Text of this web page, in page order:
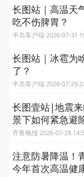
长图站｜高温天
吃不伤脾胃？
半岛客户端 2026-07-
长图站｜冰雹为
了？
半岛客户端 2026-07-
长图壹站|地震
景下如何紧急避
齐鲁晚报 2026-07-28
注意防暑降温！
今年首次高温健